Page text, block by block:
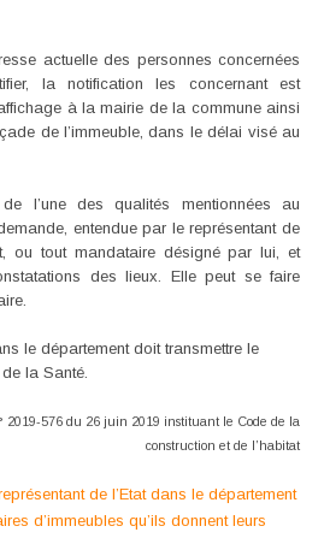
actuelle des personnes concernées
la notification les concernant est
à la mairie de la commune ainsi
de l’immeuble, dans le délai visé au
l’une des qualités mentionnées au
entendue par le représentant de
ou tout mandataire désigné par lui, et
des lieux. Elle peut se faire
le département doit transmettre le
la Santé.
2019-576 du 26 juin 2019 instituant le Code de la
construction et de l’habitat
de l’Etat dans le département
d’immeubles qu’ils donnent leurs